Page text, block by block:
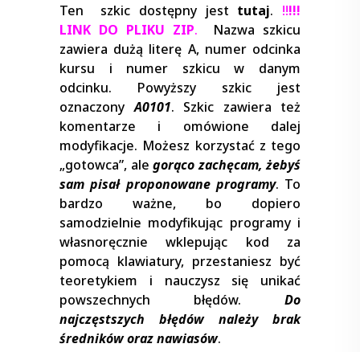
Ten szkic dostępny jest tutaj. !!!!!
LINK DO PLIKU ZIP.
Nazwa szkicu
zawiera dużą literę A, numer odcinka
kursu i numer szkicu w danym
odcinku. Powyższy szkic jest
oznaczonyA0101. Szkic zawiera też
komentarze i omówione dalej
modyfikacje. Możesz korzystać z tego
„gotowca”, ale gorąco zachęcam, żebyś
sam pisał proponowane programy. To
bardzo ważne, bo dopiero
samodzielnie modyfikując programy i
własnoręcznie wklepując kod za
pomocą klawiatury, przestaniesz być
teoretykiem i nauczysz się unikać
powszechnych błędów. Do
najczęstszych błędów należy brak
średników oraz nawiasów.